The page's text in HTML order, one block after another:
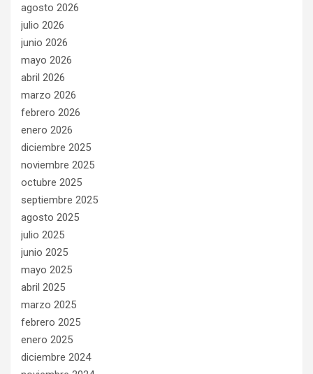
agosto 2026
julio 2026
junio 2026
mayo 2026
abril 2026
marzo 2026
febrero 2026
enero 2026
diciembre 2025
noviembre 2025
octubre 2025
septiembre 2025
agosto 2025
julio 2025
junio 2025
mayo 2025
abril 2025
marzo 2025
febrero 2025
enero 2025
diciembre 2024